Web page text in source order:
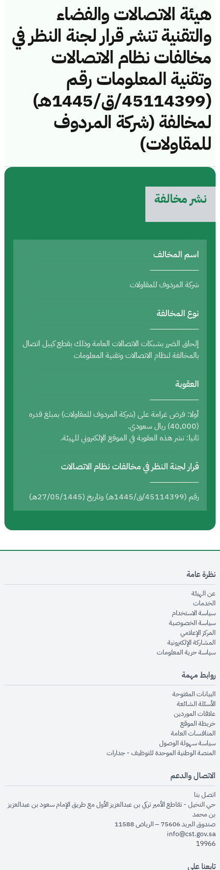
هيئة الاتصالات والفضاء
والتقنية تنشر قرار لجنة النظر في
مخالفات نظام الاتصالات
وتقنية المعلومات رقم
(45114399/ق/1445هـ)
لمخالفة (شركة المردوف
للمقاولات)
نشر مخالفة
اسم المخالف
شركة المردوف للمقاولات
نوع المخالفة
إلحاق الضرر بشبكات الاتصالات العامة وذلك بقطع كيبل اتصال
بالمخالفة لنظام الاتصالات وتقنية المعلومات
العقوبة
أولا: فرض غرامة على (شركة المردوف للمقاولات) بمبلغ قدره
(40,000) ريال سعودي.
ثانيا: نشر هذه العقوبة في الموقع الإلكتروني للهيئة.
قرار لجنة النظر في مخالفات نظام الاتصالات
رقم (45114399/ق/1445هـ) وتاريخ (27/05/1445هـ)
نظرة عامة
عن الهيئةopens in new window
الخدماتopens in new window
سياسة الاستخدام
سياسة الخصوصيةopens in new window
المركز الإعلاميopens in new window
المشاركة الإلكترونيةopens in new window
سياسة حرية المعلوماتopens in new window
روابط مهمة
البيانات المفتوحةopens in new window
الأسئلة الشائعةopens in new window
علاقات الموردينopens in new window
خريطة الموقعopens in new window
المنافسات العامةopens in new window
سياسة سهولة الوصولopens in new window
المنصة الوطنية الموحدة للتوظيف - جداراتopens in new window
الاتصال والدعم
اتصل بنا
حي النخيل - تقاطع الأمير تركي بن عبدالعزيز الأول مع طريق الإمام سعود بن عبدالعزيز
بن محمد
صندوق البريد 75606 – الرياض 11588
info@cst.gov.sa
19966
تابعنا على